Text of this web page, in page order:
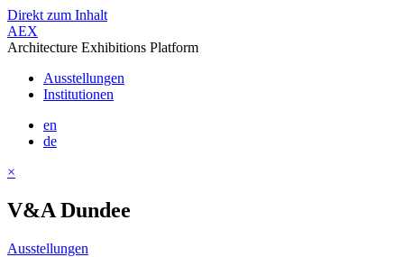
Direkt zum Inhalt
AEX
Architecture Exhibitions Platform
Ausstellungen
Institutionen
en
de
×
V&A Dundee
Ausstellungen